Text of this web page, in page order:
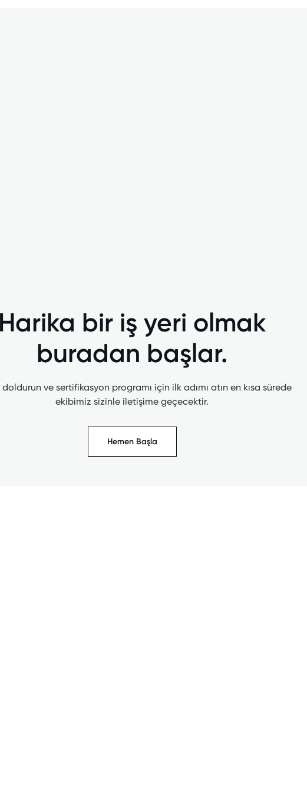
Harika bir iş yeri olmak
buradan başlar.
doldurun ve sertifikasyon programı için ilk adımı atın en kısa sürede
ekibimiz sizinle iletişime geçecektir.
Hemen Başla